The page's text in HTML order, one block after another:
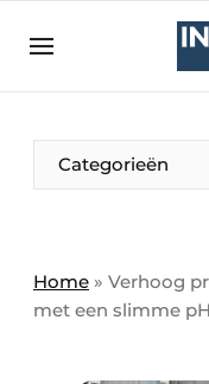
Aanmelden
Bedrijven
Bedrijven
Direct contact
Eigen
Categorieën
Home » Verhoog
met een slimme